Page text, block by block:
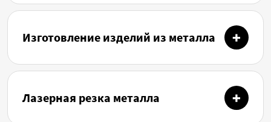
Изготовление изделий из металла
Лазерная резка металла